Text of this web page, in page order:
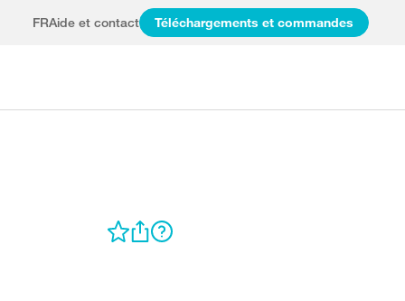
FRAide et contact Téléchargements et commandes